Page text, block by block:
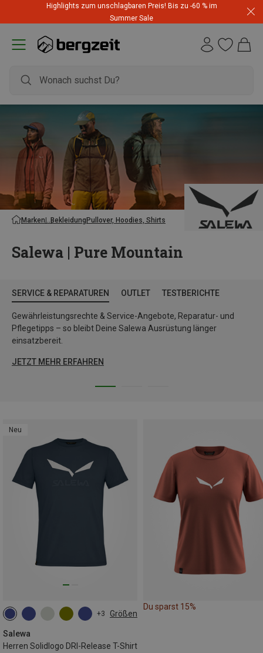
Highlights zum unschlagbaren Preis! Bis zu -60 % im
Summer Sale
Marken BekleidungPullover, Hoodies, Shirts
Salewa | Pure Mountain
SERVICE & REPARATUREN OUTLET TESTBERICHTE
Gewährleistungsrechte & Service-Angebote, Reparatur- und
Pflegetipps – so bleibt Deine Salewa Ausrüstung länger
einsatzbereit.
JETZT MEHR ERFAHREN
Neu
+3 Größen
Salewa
Herren Solidlogo DRI-Release T-Shirt
S M L XL XXL
Du sparst 15%